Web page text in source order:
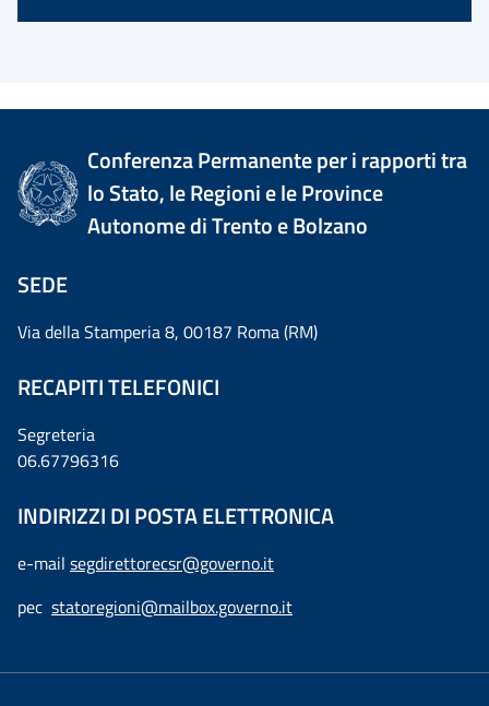
Conferenza Permanente per i rapporti tra
lo Stato, le Regioni e le Province
Autonome di Trento e Bolzano
SEDE
Via della Stamperia 8, 00187 Roma (RM)
RECAPITI TELEFONICI
Segreteria
06.67796316
INDIRIZZI DI POSTA ELETTRONICA
e-mail segdirettorecsr@governo.it
pec statoregioni@mailbox.governo.it